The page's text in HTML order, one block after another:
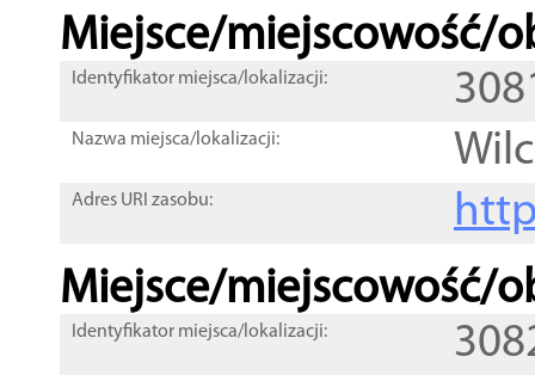
Miejsce/miejscowość/
Identyfikator miejsca/lokalizacji:
Nazwa miejsca/lokalizacji:
Adres URI zasobu:
Miejsce/miejscowość/
Identyfikator miejsca/lokalizacji: